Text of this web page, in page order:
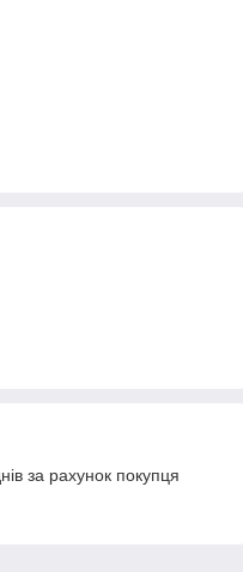
за рахунок покупця